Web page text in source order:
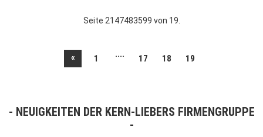
Seite 2147483599 von 19.
« 1 .... 17 18 19
NEUIGKEITEN DER KERN-LIEBERS FIRMENGRUPPE